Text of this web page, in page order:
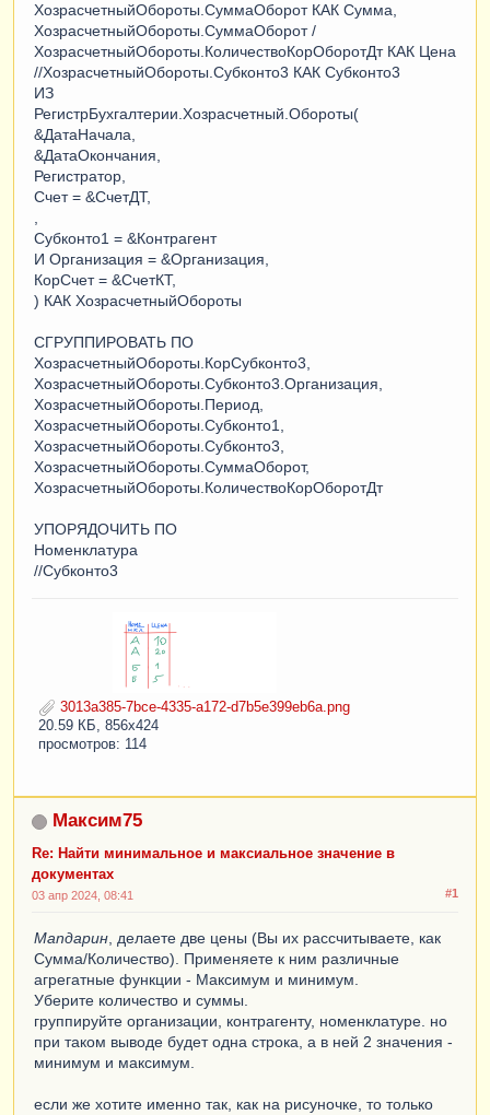
ХозрасчетныйОбороты.СуммаОборот КАК Сумма,
ХозрасчетныйОбороты.СуммаОборот /
ХозрасчетныйОбороты.КоличествоКорОборотДт КАК Цена
//ХозрасчетныйОбороты.Субконто3 КАК Субконто3
ИЗ
РегистрБухгалтерии.Хозрасчетный.Обороты(
&ДатаHачала,
&ДатаОкончания,
Регистратор,
Счет = &СчетДТ,
Субконто1 = &Контрагент
И Организация = &Организация,
КорСчет = &СчетКТ,
) КАК ХозрасчетныйОбороты
СГРУППИРОВАТЬ ПО
ХозрасчетныйОбороты.КорСубконто3,
ХозрасчетныйОбороты.Субконто3.Организация,
ХозрасчетныйОбороты.Период,
ХозрасчетныйОбороты.Субконто1,
ХозрасчетныйОбороты.Субконто3,
ХозрасчетныйОбороты.СуммаОборот,
ХозрасчетныйОбороты.КоличествоКорОборотДт
УПОРЯДОЧИТЬ ПО
Номенклатура
//Субконто3
3013a385-7bce-4335-a172-d7b5e399eb6a.png
20.59 КБ, 856x424
просмотров: 114
Максим75
Re: Найти минимальное и максиальное значение в
документах
#1
03 апр 2024, 08:41
Manдарин , делаете две цены (Вы их рассчитываете, как
Сумма/Количество). Применяете к ним различные
агрегатные функции - Максимум и минимум.
Уберите количество и суммы.
группируйте организации, контрагенту, номенклатуре. но
при таком выводе будет одна строка, а в ней 2 значения -
минимум и максимум.
если же хотите именно так, как на рисуночке, то только